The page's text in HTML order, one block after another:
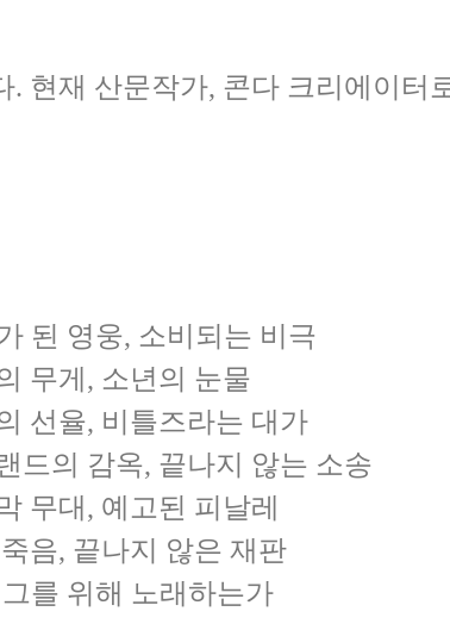
된 영웅, 소비되는 비극
무게, 소년의 눈물
선율, 비틀즈라는 대가
드의 감옥, 끝나지 않는 소송
무대, 예고된 피날레
음, 끝나지 않은 재판
를 위해 노래하는가